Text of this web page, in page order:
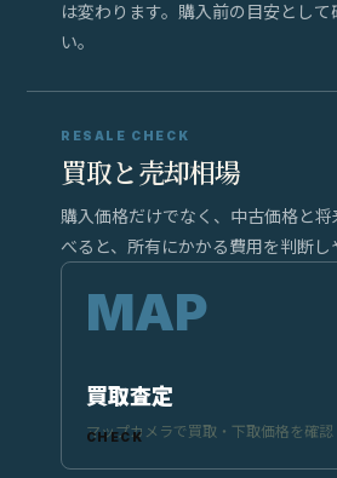
は変わります。購入前の目安とし
い。
RESALE CHECK
買取と売却相場
購入価格だけでなく、中古価格と
べると、所有にかかる費用を判断し
買取査定
マップカメラで買取・下取価格を確認